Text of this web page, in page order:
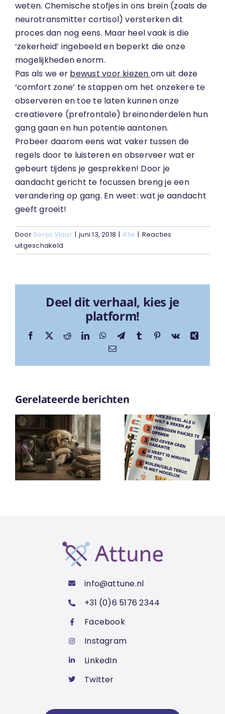
weten. Chemische stofjes in ons brein (zoals de
neurotransmitter cortisol) versterken dit
proces dan nog eens. Maar heel vaak is die
‘zekerheid’ ingebeeld en beperkt die onze
mogelijkheden enorm.
Pas als we er bewust voor kiezen om uit deze
‘comfort zone’ te stappen om het onzekere te
observeren en toe te laten kunnen onze
creatievere (prefrontale) breinonderdelen hun
gang gaan en hun potentie aantonen.
Probeer daarom eens wat vaker tussen de
regels door te luisteren en observeer wat er
gebeurt tijdens je gesprekken! Door je
aandacht gericht te focussen breng je een
verandering op gang. En weet: wat je aandacht
geeft groeit!
Door Sonja Vlaar | juni 13, 2018 | Alle | Reacties
uitgeschakeld
Wat
het
onzekerheidsprincipe?
Deel dit verhaal, kies je
platform!
Facebook
X RedditLinkedInWhatsApp
TelegramTumblr Pinterest
Vk
Xing
E-
Gerelateerde berichten
info@attune.nl
+31 (0)6 5176 2344
Facebook
Instagram
LinkedIn
Twitter